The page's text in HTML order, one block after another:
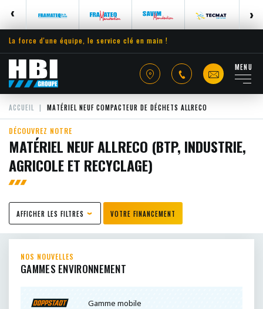
La force d'une équipe, le service clé en main !
MENU
ACCUEIL MATÉRIEL NEUF COMPACTEUR DE DÉCHETS ALLRECO
DÉCOUVREZ NOTRE
MATÉRIEL NEUF ALLRECO (BTP, INDUSTRIE,
AGRICOLE ET RECYCLAGE)
AFFICHER LES FILTRES VOTRE FINANCEMENT
NOS NOUVELLES
GAMMES ENVIRONNEMENT
Gamme mobile